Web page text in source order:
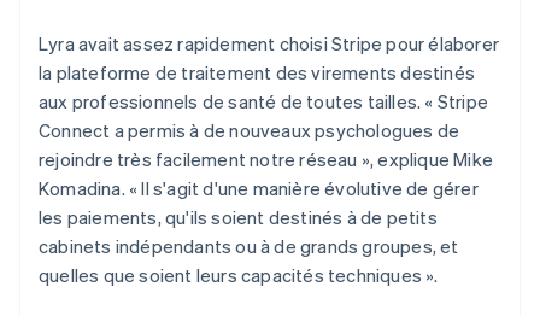
Lyra avait assez rapidement choisi Stripe pour élaborer
la plateforme de traitement des virements destinés
aux professionnels de santé de toutes tailles. « Stripe
Connect a permis à de nouveaux psychologues de
rejoindre très facilement notre réseau », explique Mike
Komadina. « Il s'agit d'une manière évolutive de gérer
les paiements, qu'ils soient destinés à de petits
cabinets indépendants ou à de grands groupes, et
quelles que soient leurs capacités techniques ».